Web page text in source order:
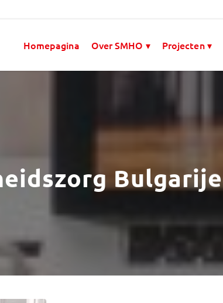
Homepagina Over SMHO ▾ Projecten ▾
Bulgarije